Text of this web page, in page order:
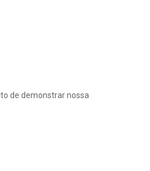
de demonstrar nossa